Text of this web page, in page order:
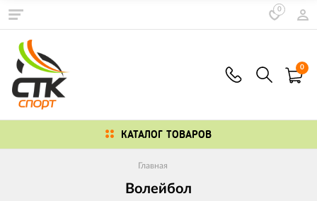
0
0
КАТАЛОГ ТОВАРОВ
Главная
Волейбол